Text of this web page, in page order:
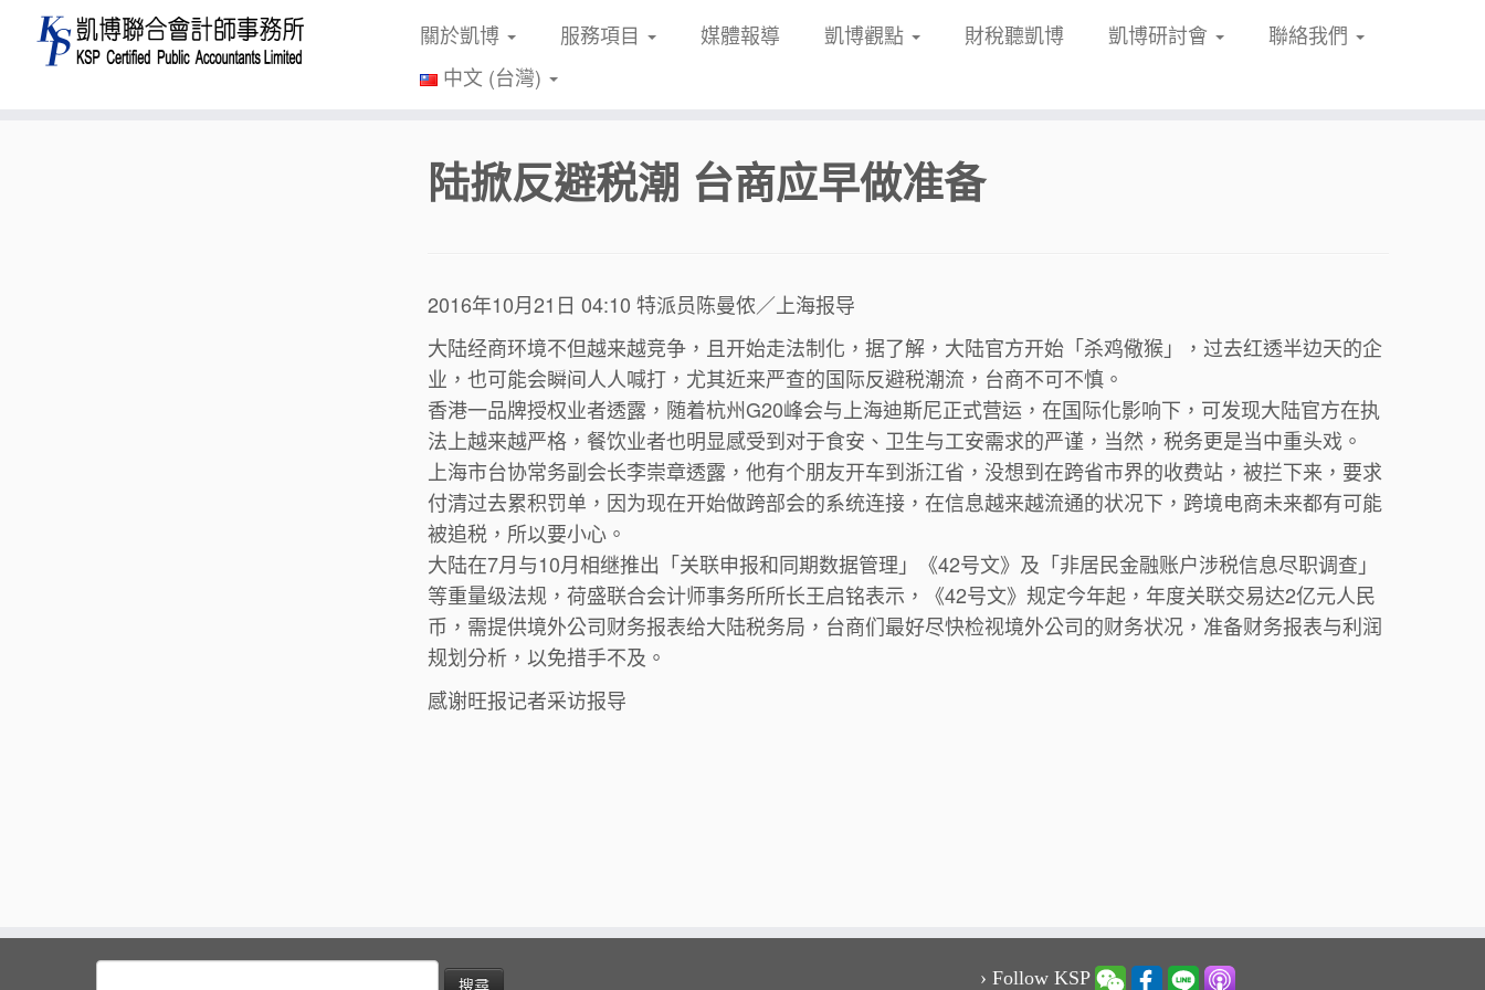
關於凱博 服務項目 媒體報導 凱博觀點 財稅聽凱博 凱博研討會
聯絡我們
中文 (台灣)
陆掀反避税潮 台商应早做准备
2016年10月21日 04:10 特派员陈曼侬／上海报导
大陆经商环境不但越来越竞争，且开始走法制化，据了解，大陆官方开始「杀鸡儆猴」，过去红透半边天的企
业，也可能会瞬间人人喊打，尤其近来严查的国际反避税潮流，台商不可不慎。
香港一品牌授权业者透露，随着杭州G20峰会与上海迪斯尼正式营运，在国际化影响下，可发现大陆官方在执
法上越来越严格，餐饮业者也明显感受到对于食安、卫生与工安需求的严谨，当然，税务更是当中重头戏。
上海市台协常务副会长李崇章透露，他有个朋友开车到浙江省，没想到在跨省市界的收费站，被拦下来，要求
付清过去累积罚单，因为现在开始做跨部会的系统连接，在信息越来越流通的状况下，跨境电商未来都有可能
被追税，所以要小心。
大陆在7月与10月相继推出「关联申报和同期数据管理」《42号文》及「非居民金融账户涉税信息尽职调查」
等重量级法规，荷盛联合会计师事务所所长王启铭表示，《42号文》规定今年起，年度关联交易达2亿元人民
币，需提供境外公司财务报表给大陆税务局，台商们最好尽快检视境外公司的财务状况，准备财务报表与利润
规划分析，以免措手不及。
感谢旺报记者采访报导
› Follow KSP